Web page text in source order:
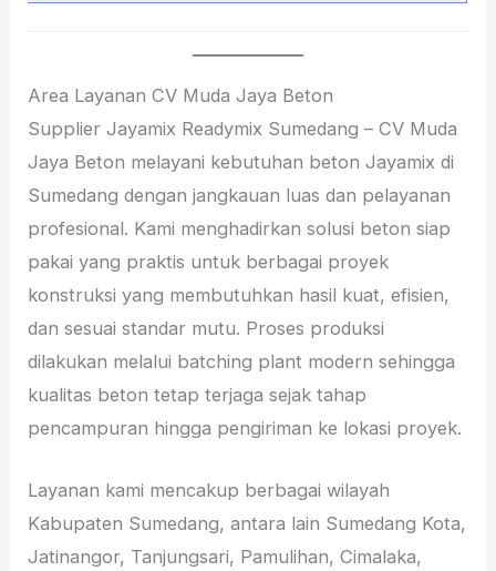
Area Layanan CV Muda Jaya Beton
Supplier Jayamix Readymix Sumedang – CV Muda
Jaya Beton melayani kebutuhan beton Jayamix di
Sumedang dengan jangkauan luas dan pelayanan
profesional. Kami menghadirkan solusi beton siap
pakai yang praktis untuk berbagai proyek
konstruksi yang membutuhkan hasil kuat, efisien,
dan sesuai standar mutu. Proses produksi
dilakukan melalui batching plant modern sehingga
kualitas beton tetap terjaga sejak tahap
pencampuran hingga pengiriman ke lokasi proyek.
Layanan kami mencakup berbagai wilayah
Kabupaten Sumedang, antara lain Sumedang Kota,
Jatinangor, Tanjungsari, Pamulihan, Cimalaka,